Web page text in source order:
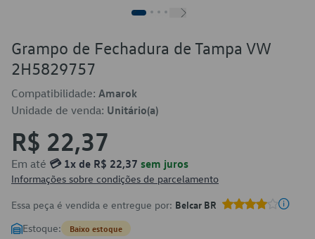
Grampo de Fechadura de Tampa VW
2H5829757
Compatibilidade: Amarok
Unidade de venda: Unitário(a)
R$ 22,37
Em até 💳 1x de R$ 22,37 sem juros
Informações sobre condições de parcelamento
Essa peça é vendida e entregue por: Belcar BR
Estoque: Baixo estoque